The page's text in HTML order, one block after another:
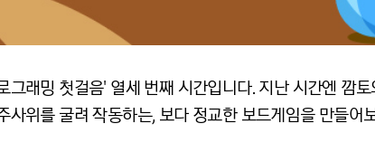
그래밍 첫걸음' 열세 번째 시간입니다. 지난 시간엔 깜
사위를 굴려 작동하는, 보다 정교한 보드게임을 만들어